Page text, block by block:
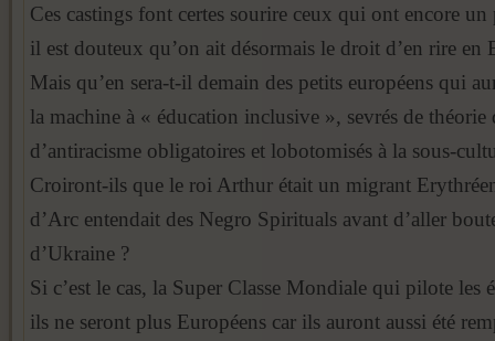
Ces castings font certes sourire ceux qui ont encore un
il est douteux qu’on ait désormais le droit d’en rire en
Mais qu’en sera-t-il demain des petits européens qui
la machine à « éducation inclusive », sevrés de théorie
d’antiracisme obligatoires et lobotomisés à la sous-
Croiront-ils que le roi Arthur était un migrant
d’Arc entendait des Negro Spirituals avant d’aller
d’Ukraine ?
Si c’est le cas, la Super Classe Mondiale qui pilote les
ils ne seront plus Européens car ils auront aussi été